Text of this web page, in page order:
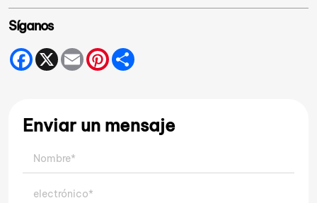
Síganos
Facebook
X EmailPinterest
Enviar un mensaje